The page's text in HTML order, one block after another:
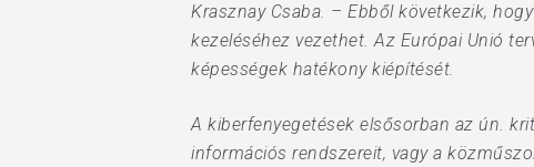
Krasznay Csaba. – Ebből következik,
kezeléséhez vezethet. Az Európai Unió
képességek hatékony kiépítését.
A kiberfenyegetések elsősorban az ún.
információs rendszereit, vagy a